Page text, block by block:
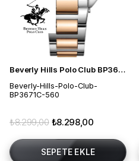
Beverly Hills Polo Club BP3671C.560 Kadın Kol Saati
Beverly-Hills-Polo-Club-
BP3671C-560
₺8.298,00
₺8.299,00
SEPETE EKLE